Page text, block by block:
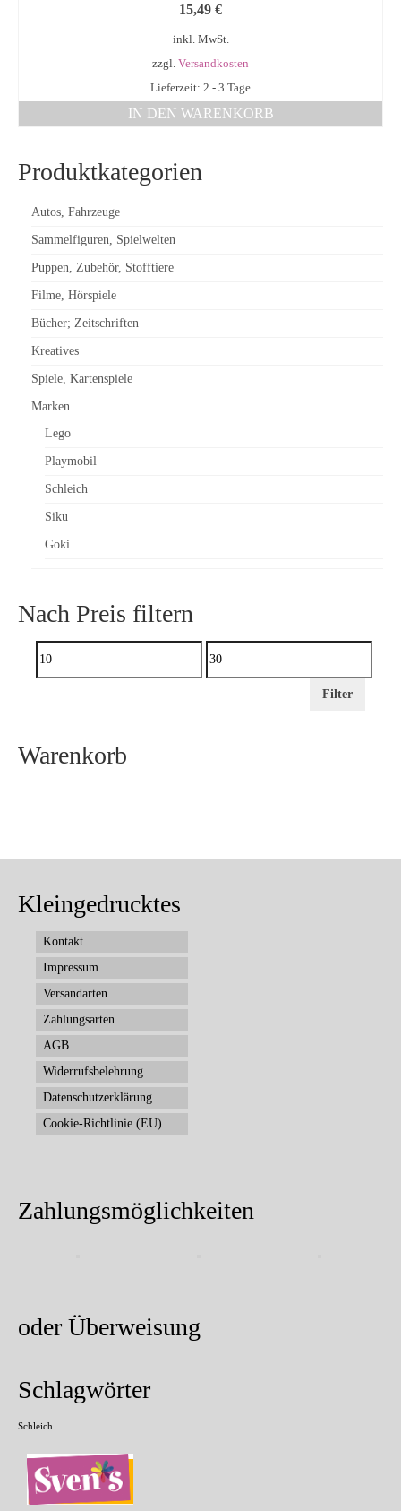
15,49 €
inkl. MwSt.
zzgl. Versandkosten
Lieferzeit: 2 - 3 Tage
IN DEN WARENKORB
Produktkategorien
Autos, Fahrzeuge
Sammelfiguren, Spielwelten
Puppen, Zubehör, Stofftiere
Filme, Hörspiele
Bücher; Zeitschriften
Kreatives
Spiele, Kartenspiele
Marken
Lego
Playmobil
Schleich
Siku
Goki
Nach Preis filtern
Min.
Filter
Warenkorb
Kleingedrucktes
Kontakt
Impressum
Versandarten
Zahlungsarten
AGB
Widerrufsbelehrung
Datenschutzerklärung
Cookie-Richtlinie (EU)
Zahlungsmöglichkeiten
oder Überweisung
Schlagwörter
Schleich